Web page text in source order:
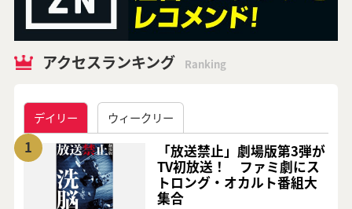
アクセスランキング Ranking
デイリー ウィークリー
1
「放送禁止」劇場版第3弾が
TV初放送！ ファミ劇にス
トロング・オカルト番組大
集合